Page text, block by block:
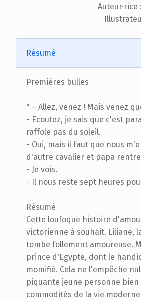
Auteur·rice :
Résumé
Premières bulles
" – Allez, venez ! Mais venez
- Ecoutez, je sais que c'est
raffole pas du soleil.
- Oui, mais il faut que nous
d'autre cavalier et papa
- Je vois.
- Il nous reste sept heures
Résumé
Cette loufoque histoire
victorienne à souhait. Liliane,
tombe follement amoureuse.
prince d'Egypte, dont le
momifié. Cela ne l'empêche
piquante jeune personne
commodités de la vie